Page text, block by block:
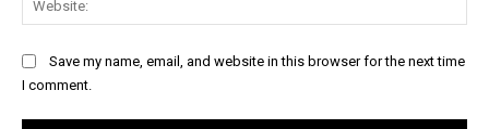
Save my name, email, and website in this browser for the next time
I comment.